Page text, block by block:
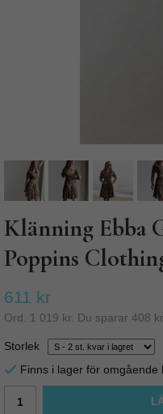
Klänning Ebba
Poppins
611 kr
Ord. 1 019 kr . Du sparar 408 kr
Storlek
Finns i lager för omgående